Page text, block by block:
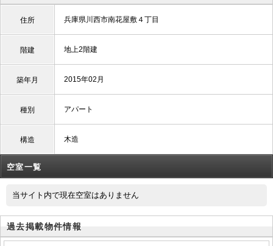
住所 兵庫県川西市南花屋敷４丁目
階建 地上2階建
築年月 2015年02月
種別 アパート
構造 木造
空室一覧
当サイト内で現在空室はありません
過去掲載物件情報